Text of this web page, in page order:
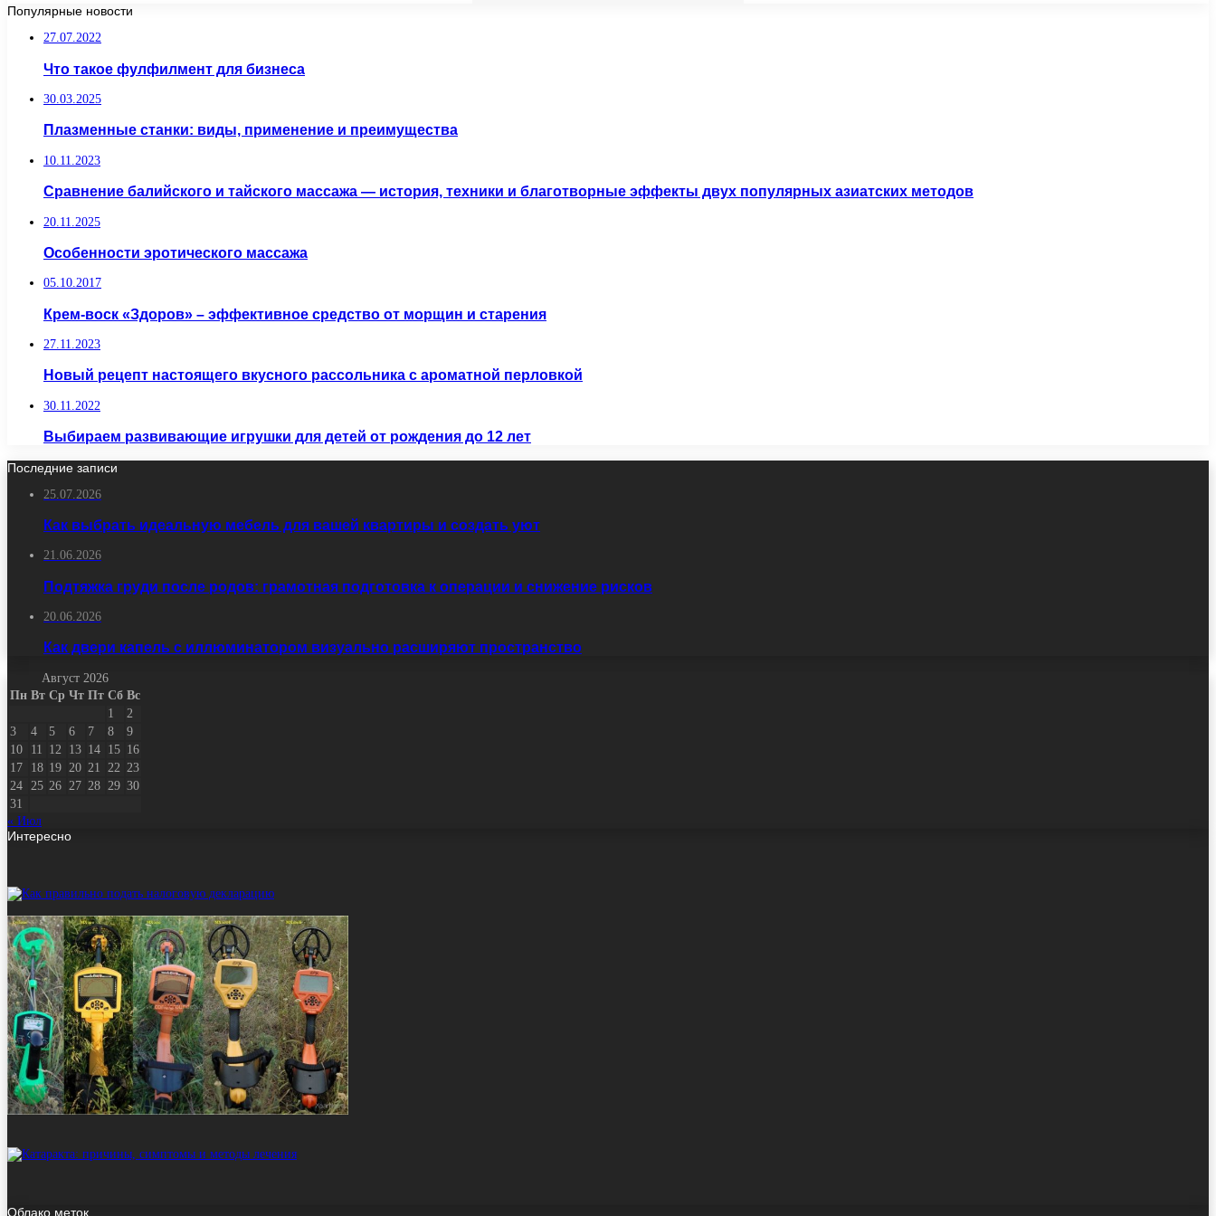
Популярные новости
27.07.2022
Что такое фулфилмент для бизнеса
30.03.2025
Плазменные станки: виды, применение и преимущества
10.11.2023
Сравнение балийского и тайского массажа — история, техники и благотворные эффекты двух популярных азиатских методов
20.11.2025
Особенности эротического массажа
05.10.2017
Крем-воск «Здоров» – эффективное средство от морщин и старения
27.11.2023
Новый рецепт настоящего вкусного рассольника с ароматной перловкой
30.11.2022
Выбираем развивающие игрушки для детей от рождения до 12 лет
Последние записи
25.07.2026
Как выбрать идеальную мебель для вашей квартиры и создать уют
21.06.2026
Подтяжка груди после родов: грамотная подготовка к операции и снижение рисков
20.06.2026
Как двери капель с иллюминатором визуально расширяют пространство
Август 2026
Пн Вт Ср Чт Пт Сб Вс
1
2
3
4 5 6 7 8
9
10
11 12 13 14 15 16
17
18 19 20 21 22 23
24
25 26 27 28 29 30
31
« Июл
Интересно
Облако меток